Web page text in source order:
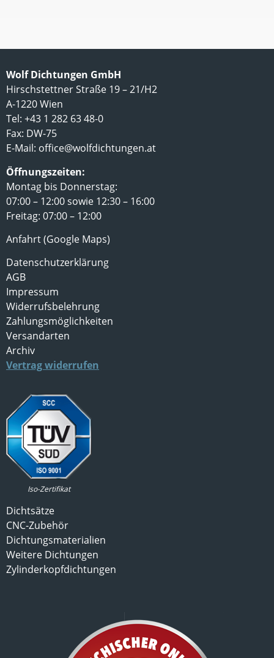
Wolf Dichtungen GmbH
Hirschstettner Straße 19 – 21/H2
A-1220 Wien
Tel: +43 1 282 63 48-0
Fax: DW-75
E-Mail: office@wolfdichtungen.at
Öffnungszeiten:
Montag bis Donnerstag:
07:00 – 12:00 sowie 12:30 – 16:00
Freitag: 07:00 – 12:00
Anfahrt (Google Maps)
Datenschutzerklärung
AGB
Impressum
Widerrufsbelehrung
Zahlungsmöglichkeiten
Versandarten
Archiv
Vertrag widerrufen
Iso-Zertifikat
Dichtsätze
CNC-Zubehör
Dichtungsmaterialien
Weitere Dichtungen
Zylinderkopfdichtungen